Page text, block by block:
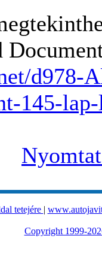
d978-
145-
tetejére |
Copyright 1999-